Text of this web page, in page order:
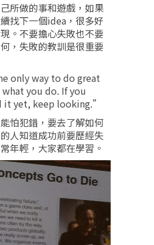
所做的事和遊戲，如果
找下一個idea，很多好
。不要擔心失敗也不要
，失敗的教訓是很重要
only way to do great
you do. If you
yet, keep looking.”
怕犯錯，要去了解如何
人知道成功前要歷經失
年輕，大家都在學習。